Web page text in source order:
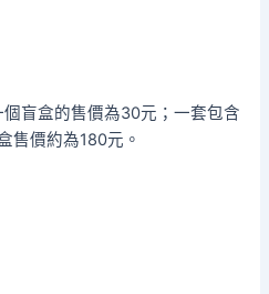
盲盒的售價為30元；一套包含
售價約為180元。